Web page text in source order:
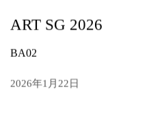
ART SG 2026
BA02
2026年1月22日